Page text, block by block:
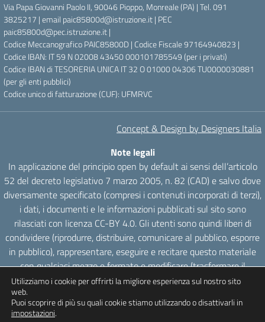
Via Papa Giovanni Paolo II, 90046 Pioppo, Monreale (PA) | Tel. 091
3825217 | email paic85800d@istruzione.it | PEC
paic85800d@pec.istruzione.it |
Codice Meccanografico PAIC85800D | Codice Fiscale 97164940823 |
Codice IBAN: IT 59 N 02008 43450 000101785549 (per i privati)
Codice IBAN di TESORERIA UNICA IT 32 O 01000 04306 TU0000030881
(per gli enti pubblici)
Codice unico di fatturazione (CUF): UFMRVC
Concept & Design by Designers Italia
Note legali
In applicazione del principio open by default ai sensi dell’articolo
52 del decreto legislativo 7 marzo 2005, n. 82 (CAD) e salvo dove
diversamente specificato (compresi i contenuti incorporati di terzi),
i dati, i documenti e le informazioni pubblicati sul sito sono
rilasciati con licenza CC-BY 4.0. Gli utenti sono quindi liberi di
condividere (riprodurre, distribuire, comunicare al pubblico, esporre
in pubblico), rappresentare, eseguire e recitare questo materiale
con qualsiasi mezzo e formato e modificare (trasformare il
materiale e utilizzarlo per opere derivate) per qualsiasi fine, anche
commerciale con il solo onere di attribuzione, senza apporre
restrizioni aggiuntive.
Utilizziamo i cookie per offrirti la migliore esperienza sul nostro sito
web.
Puoi scoprire di più su quali cookie stiamo utilizzando o disattivarli in
impostazioni.